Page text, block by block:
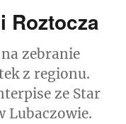
Roztocza
zebranie
z regionu.
ze Star
Lubaczowie.